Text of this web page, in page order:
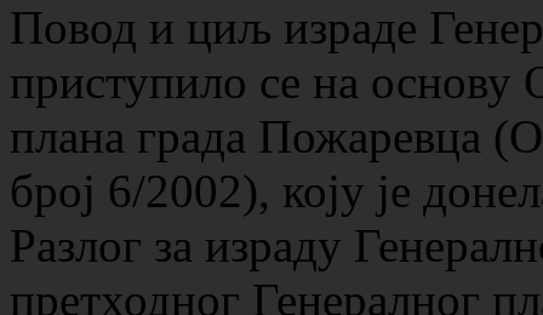
Повод и циљ израде
приступило се на основу
плана града Пожаревца
број 6/2002), коју је
Разлог за израду
претходног Генералног